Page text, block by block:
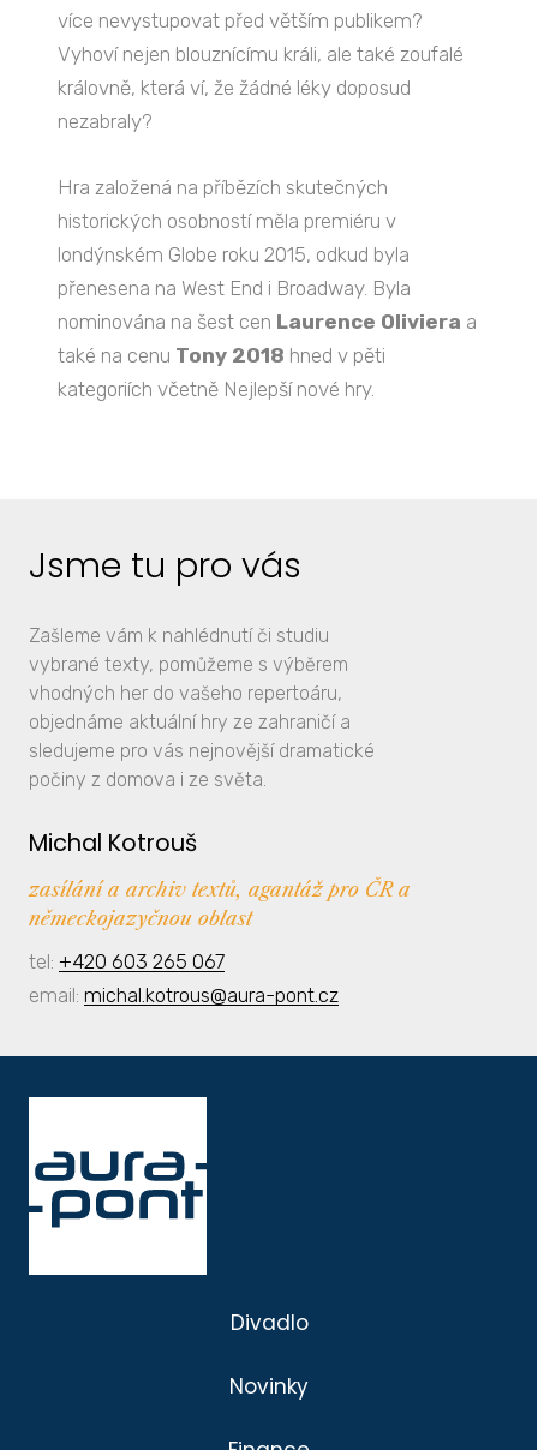
více nevystupovat před větším publikem?
Vyhoví nejen blouznícímu králi, ale také zoufalé
královně, která ví, že žádné léky doposud
nezabraly?
Hra založená na příbězích skutečných
historických osobností měla premiéru v
londýnském Globe roku 2015, odkud byla
přenesena na West End i Broadway. Byla
nominována na šest cen Laurence Oliviera a
také na cenu Tony 2018 hned v pěti
kategoriích včetně Nejlepší nové hry.
Jsme tu pro vás
Zašleme vám k nahlédnutí či studiu
vybrané texty, pomůžeme s výběrem
vhodných her do vašeho repertoáru,
objednáme aktuální hry ze zahraničí a
sledujeme pro vás nejnovější dramatické
počiny z domova i ze světa.
Michal Kotrouš
zasílání a archiv textů, agantáž pro ČR a
německojazyčnou oblast
tel: +420 603 265 067
email: michal.kotrous@aura-pont.cz
Divadlo
Novinky